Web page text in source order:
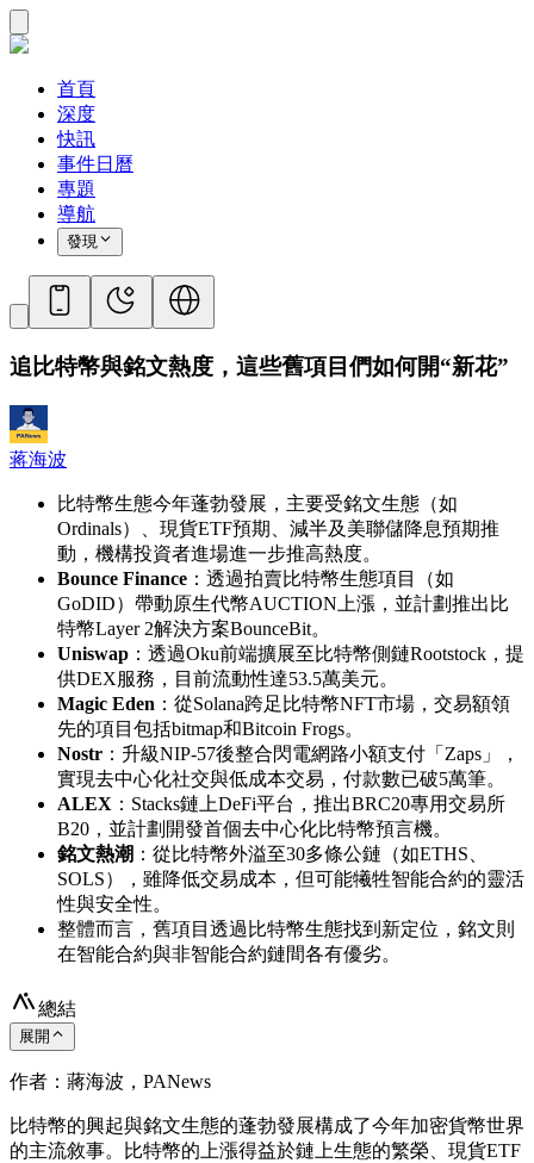
首頁
深度
快訊
事件日曆
專題
導航
發現
追比特幣與銘文熱度，這些舊項目們如何開“新花”
蒋海波
比特幣生態今年蓬勃發展，主要受銘文生態（如
Ordinals）、現貨ETF預期、減半及美聯儲降息預期推
動，機構投資者進場進一步推高熱度。
Bounce Finance ：透過拍賣比特幣生態項目（如
GoDID）帶動原生代幣AUCTION上漲，並計劃推出比
特幣Layer 2解決方案BounceBit。
Uniswap ：透過Oku前端擴展至比特幣側鏈Rootstock，提
供DEX服務，目前流動性達53.5萬美元。
Magic Eden ：從Solana跨足比特幣NFT市場，交易額領
先的項目包括bitmap和Bitcoin Frogs。
Nostr ：升級NIP-57後整合閃電網路小額支付「Zaps」，
實現去中心化社交與低成本交易，付款數已破5萬筆。
ALEX ：Stacks鏈上DeFi平台，推出BRC20專用交易所
B20，並計劃開發首個去中心化比特幣預言機。
銘文熱潮 ：從比特幣外溢至30多條公鏈（如ETHS、
SOLS），雖降低交易成本，但可能犧牲智能合約的靈活
性與安全性。
整體而言，舊項目透過比特幣生態找到新定位，銘文則
在智能合約與非智能合約鏈間各有優劣。
總結
展開
作者：蔣海波，PANews
比特幣的興起與銘文生態的蓬勃發展構成了今年加密貨幣世界
的主流敘事。比特幣的上漲得益於鏈上生態的繁榮、現貨ETF